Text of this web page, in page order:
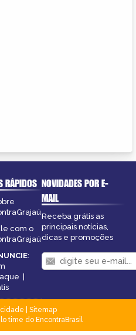
RÁPIDOS
com o
:
|
NOVIDADES POR E-
MAIL
Receba grátis as
principais notícias,
dicas e promoções
Sitemap
time do EncontraBrasil